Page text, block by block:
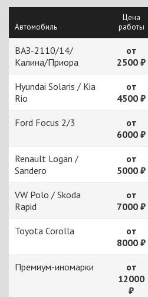
Автомобиль
Цена
работы
ВАЗ-2110/14/
Калина/Приора
от
2500 ₽
Hyundai Solaris / Kia
Rio
от
4500 ₽
Ford Focus 2/3
от
6000 ₽
Renault Logan /
Sandero
от
5000 ₽
VW Polo / Skoda
Rapid
от
7000 ₽
Toyota Corolla
от
8000 ₽
Премиум-иномарки
от
12000
₽